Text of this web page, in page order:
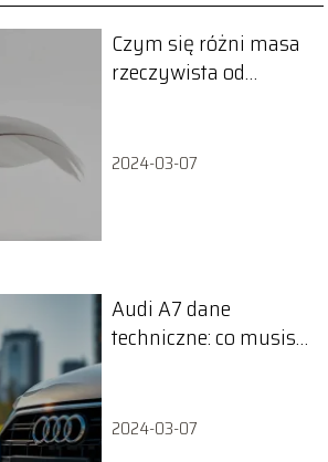
Czym się różni masa
rzeczywista od
2024-03-07
Audi A7 dane
techniczne: co musisz
2024-03-07